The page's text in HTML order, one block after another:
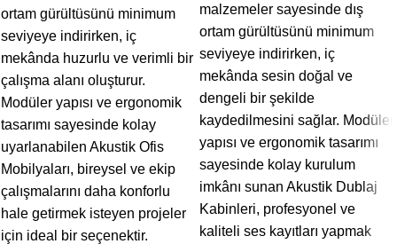
ortam gürültüsünü minimum
seviyeye indirirken, iç
mekânda huzurlu ve verimli bir
çalışma alanı oluşturur.
Modüler yapısı ve ergonomik
tasarımı sayesinde kolay
uyarlanabilen Akustik Ofis
Mobilyaları, bireysel ve ekip
çalışmalarını daha konforlu
hale getirmek isteyen projeler
için ideal bir seçenektir.
malzemeler sayesinde dış
ortam gürültüsünü minimum
seviyeye indirirken, iç
mekânda sesin doğal ve
dengeli bir şekilde
kaydedilmesini sağlar. Modüler
yapısı ve ergonomik tasarımı
sayesinde kolay kurulum
imkânı sunan Akustik Dublaj
Kabinleri, profesyonel ve
kaliteli ses kayıtları yapmak